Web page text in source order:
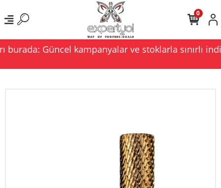
burada: Güncel kampanyalar ve stoklarla sınırlı
0